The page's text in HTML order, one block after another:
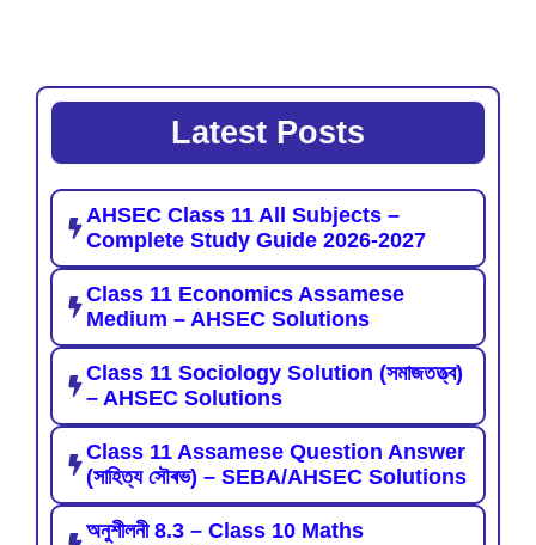
Latest Posts
AHSEC Class 11 All Subjects –
Complete Study Guide 2026-2027
Class 11 Economics Assamese
Medium – AHSEC Solutions
Class 11 Sociology Solution (সমাজতত্ত্ব)
– AHSEC Solutions
Class 11 Assamese Question Answer
(সাহিত্য সৌৰভ) – SEBA/AHSEC Solutions
অনুশীলনী 8.3 – Class 10 Maths